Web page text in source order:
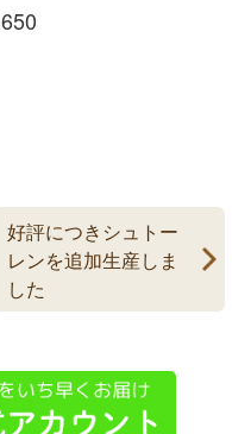
好評につきシュトー
レンを追加生産しま
した